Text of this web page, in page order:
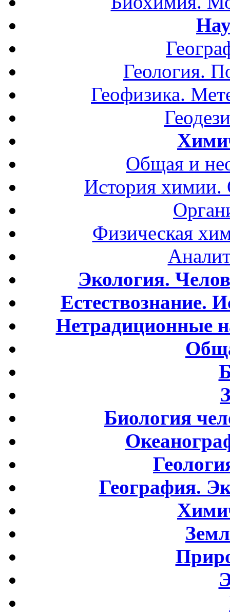
Геология.
Геофизика.
Общая и
История
Физическая
Экология.
Естествознание.
Нетрадиционные
Биология
География.